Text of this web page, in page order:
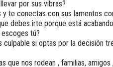
por sus vibras?
y te conectas con sus lamentos
debes irte porque está
tú?
culpable si optas por la decisión
que nos rodean , familias,